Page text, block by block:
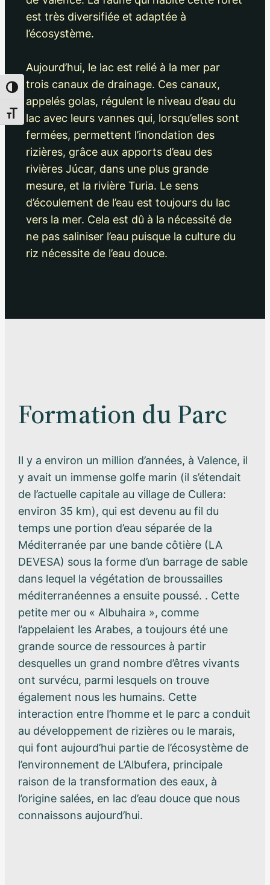
Passer en contraste élevé
Changer la taille de la police
est très diversifiée et adaptée à
l’écosystème.
Aujourd’hui, le lac est relié à la mer par
trois canaux de drainage. Ces canaux,
appelés golas, régulent le niveau d’eau du
lac avec leurs vannes qui, lorsqu’elles sont
fermées, permettent l’inondation des
rizières, grâce aux apports d’eau des
rivières Júcar, dans une plus grande
mesure, et la rivière Turia. Le sens
d’écoulement de l’eau est toujours du lac
vers la mer. Cela est dû à la nécessité de
ne pas saliniser l’eau puisque la culture du
riz nécessite de l’eau douce.
Formation du Parc
Il y a environ un million d’années, à Valence, il
y avait un immense golfe marin (il s’étendait
de l’actuelle capitale au village de Cullera:
environ 35 km), qui est devenu au fil du
temps une portion d’eau séparée de la
Méditerranée par une bande côtière (LA
DEVESA) sous la forme d’un barrage de sable
dans lequel la végétation de broussailles
méditerranéennes a ensuite poussé. . Cette
petite mer ou « Albuhaira », comme
l’appelaient les Arabes, a toujours été une
grande source de ressources à partir
desquelles un grand nombre d’êtres vivants
ont survécu, parmi lesquels on trouve
également nous les humains. Cette
interaction entre l’homme et le parc a conduit
au développement de rizières ou le marais,
qui font aujourd’hui partie de l’écosystème de
l’environnement de L’Albufera, principale
raison de la transformation des eaux, à
l’origine salées, en lac d’eau douce que nous
connaissons aujourd’hui.